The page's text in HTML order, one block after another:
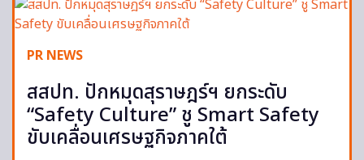
PR NEWS
สสปท. ปักหมุดสุราษฎร์ฯ ยกระดับ
“Safety Culture” ชู Smart Safety
ขับเคลื่อนเศรษฐกิจภาคใต้